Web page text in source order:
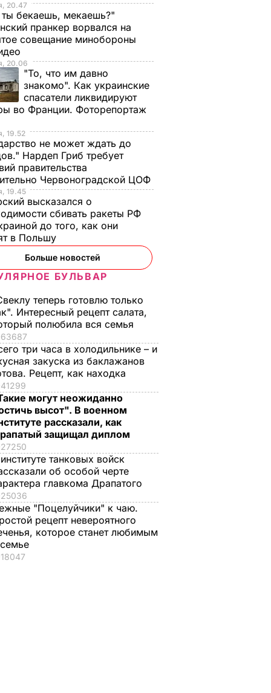
20.47
ты бекаешь, мекаешь?"
пранкер ворвался на
совещание минобороны
20.06
"То, что им давно
знакомо". Как украинские
спасатели ликвидируют
во Франции. Фоторепортаж
19.52
не может ждать до
Нардеп Гриб требует
правительства
Червоноградской ЦОФ
19.45
высказался о
сбивать ракеты РФ
до того, как они
в Польшу
Больше новостей
БУЛЬВАР
теперь готовлю только
Интересный рецепт салата,
полюбила вся семья
63687
три часа в холодильнике – и
закуска из баклажанов
Рецепт, как находка
41299
могут неожиданно
высот". В военном
рассказали, как
защищал диплом
27250
танковых войск
об особой черте
главкома Драпатого
25036
"Поцелуйчики" к чаю.
рецепт невероятного
которое станет любимым
18047